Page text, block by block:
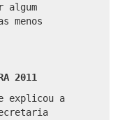
algum
menos
2011
explicou a